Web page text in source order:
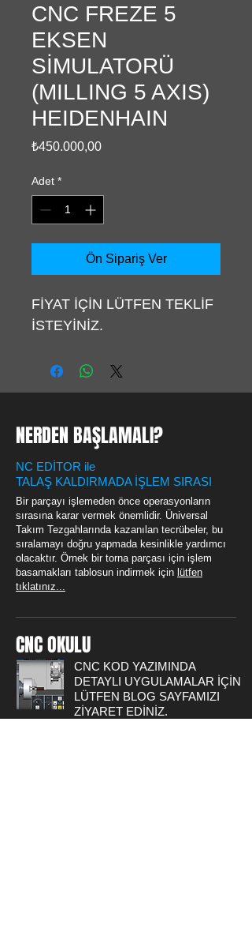
CNC FREZE 5
EKSEN
SİMULATORÜ
(MILLING 5 AXIS)
HEIDENHAIN
₺450.000,00Fiyat
Adet *
Ön Sipariş Ver
FİYAT İÇİN LÜTFEN TEKLİF
İSTEYİNİZ.
NERDEN BAŞLAMALI?
NC EDİTOR ile
TALAŞ KALDIRMADA İŞLEM SIRASI
Bir parçayı işlemeden önce operasyonların
sırasına karar vermek önemlidir. Üniversal
Takım Tezgahlarında kazanılan tecrübeler, bu
sıralamayı doğru yapmada kesinlikle yardımcı
olacaktır. Örnek bir torna parçası için işlem
basamakları tablosun indirmek için lütfen
tıklatınız...
CNC OKULU
CNC KOD YAZIMINDA
DETAYLI UYGULAMALAR İÇİN
LÜTFEN BLOG SAYFAMIZI
ZİYARET EDİNİZ.